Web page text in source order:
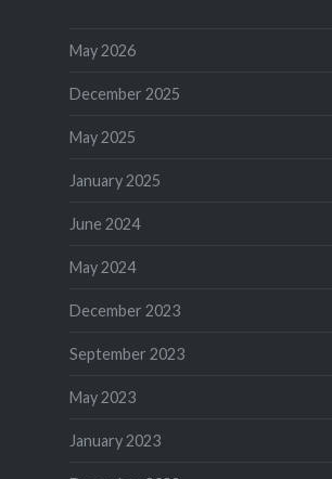
May 2026
December 2025
May 2025
January 2025
June 2024
May 2024
December 2023
September 2023
May 2023
January 2023